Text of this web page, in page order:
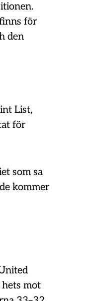
för
den
List,
för
som sa
kommer
mot